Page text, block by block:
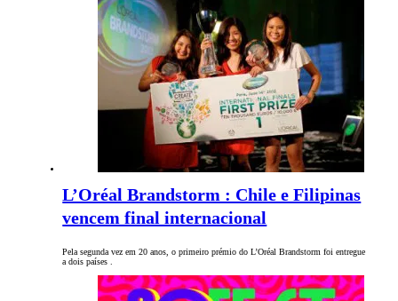
L’Oréal Brandstorm : Chile e Filipinas
vencem final internacional
Pela segunda vez em 20 anos, o primeiro prémio do L’Oréal Brandstorm foi entregue
a dois países .